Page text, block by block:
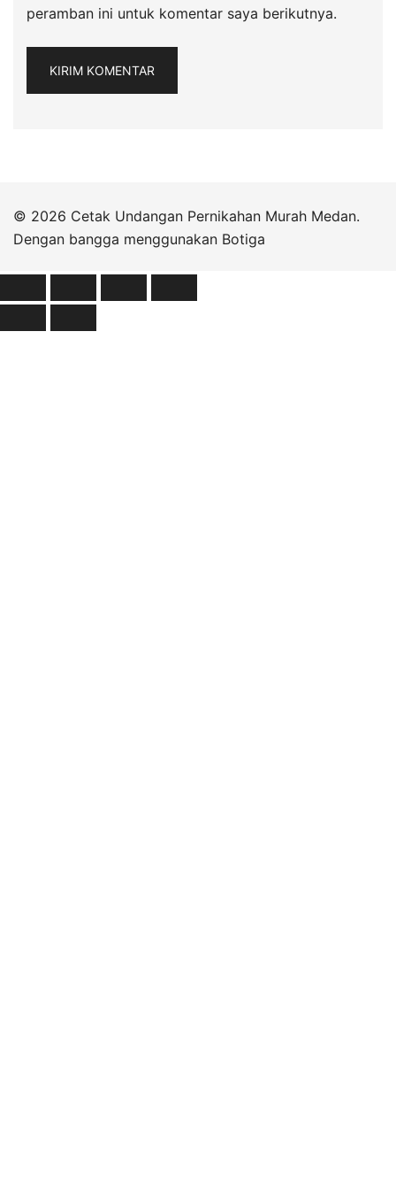
peramban ini untuk komentar saya berikutnya.
© 2026 Cetak Undangan Pernikahan Murah Medan.
Dengan bangga menggunakan Botiga